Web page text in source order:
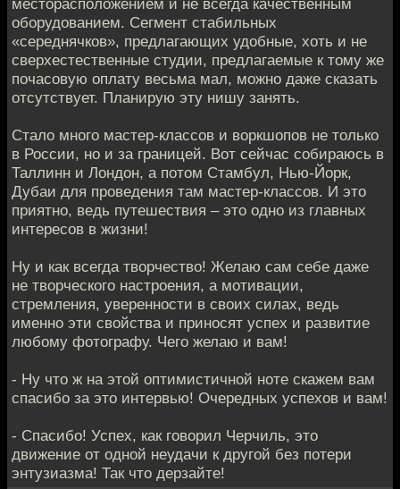
месторасположением и не всегда качественным
оборудованием. Сегмент стабильных
«середнячков», предлагающих удобные, хоть и не
сверхестественные студии, предлагаемые к тому же
почасовую оплату весьма мал, можно даже сказать
отсутствует. Планирую эту нишу занять.
Стало много мастер-классов и воркшопов не только
в России, но и за границей. Вот сейчас собираюсь в
Таллинн и Лондон, а потом Стамбул, Нью-Йорк,
Дубаи для проведения там мастер-классов. И это
приятно, ведь путешествия – это одно из главных
интересов в жизни!
Ну и как всегда творчество! Желаю сам себе даже
не творческого настроения, а мотивации,
стремления, уверенности в своих силах, ведь
именно эти свойства и приносят успех и развитие
любому фотографу. Чего желаю и вам!
- Ну что ж на этой оптимистичной ноте скажем вам
спасибо за это интервью! Очередных успехов и вам!
- Спасибо! Успех, как говорил Черчиль, это
движение от одной неудачи к другой без потери
энтузиазма! Так что дерзайте!